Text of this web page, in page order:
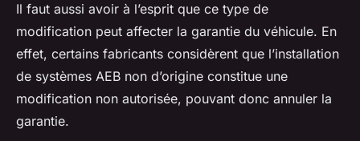
Il faut aussi avoir à l’esprit que ce type de
modification peut affecter la garantie du véhicule. En
effet, certains fabricants considèrent que l’installation
de systèmes AEB non d’origine constitue une
modification non autorisée, pouvant donc annuler la
garantie.